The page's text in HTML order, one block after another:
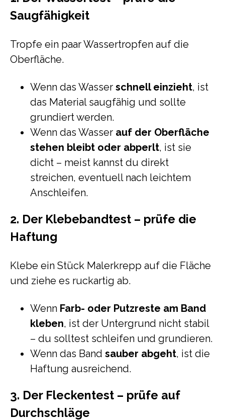
Saugfähigkeit
Tropfe ein paar Wassertropfen auf die
Oberfläche.
Wenn das Wasser schnell einzieht, ist
das Material saugfähig und sollte
grundiert werden.
Wenn das Wasser auf der Oberfläche
stehen bleibt oder abperlt, ist sie
dicht – meist kannst du direkt
streichen, eventuell nach leichtem
Anschleifen.
2. Der Klebebandtest – prüfe die
Haftung
Klebe ein Stück Malerkrepp auf die Fläche
und ziehe es ruckartig ab.
Wenn Farb- oder Putzreste am Band
kleben, ist der Untergrund nicht stabil
– du solltest schleifen und grundieren.
Wenn das Band sauber abgeht, ist die
Haftung ausreichend.
3. Der Fleckentest – prüfe auf
Durchschläge